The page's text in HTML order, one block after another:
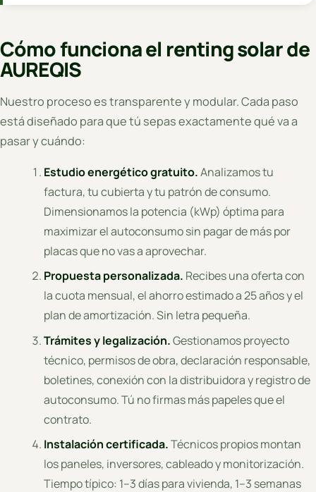
Cómo funciona el renting solar de
AUREQIS
Nuestro proceso es transparente y modular. Cada paso
está diseñado para que tú sepas exactamente qué va a
pasar y cuándo:
Estudio energético gratuito.Analizamos tu
factura, tu cubierta y tu patrón de consumo.
Dimensionamos la potencia (kWp) óptima para
maximizar el autoconsumo sin pagar de más por
placas que no vas a aprovechar.
Propuesta personalizada. Recibes una oferta con
la cuota mensual, el ahorro estimado a 25 años y el
plan de amortización. Sin letra pequeña.
Trámites y legalización.Gestionamos proyecto
técnico, permisos de obra, declaración responsable,
boletines, conexión con la distribuidora y registro de
autoconsumo. Tú no firmas más papeles que el
contrato.
Instalación certificada.Técnicos propios montan
los paneles, inversores, cableado y monitorización.
Tiempo típico: 1–3 días para vivienda, 1–3 semanas